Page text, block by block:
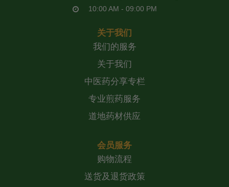
10:00 AM - 09:00 PM
关于我们
我们的服务
关于我们
中医药分享专栏
专业煎药服务
道地药材供应
会员服务
购物流程
送货及退货政策